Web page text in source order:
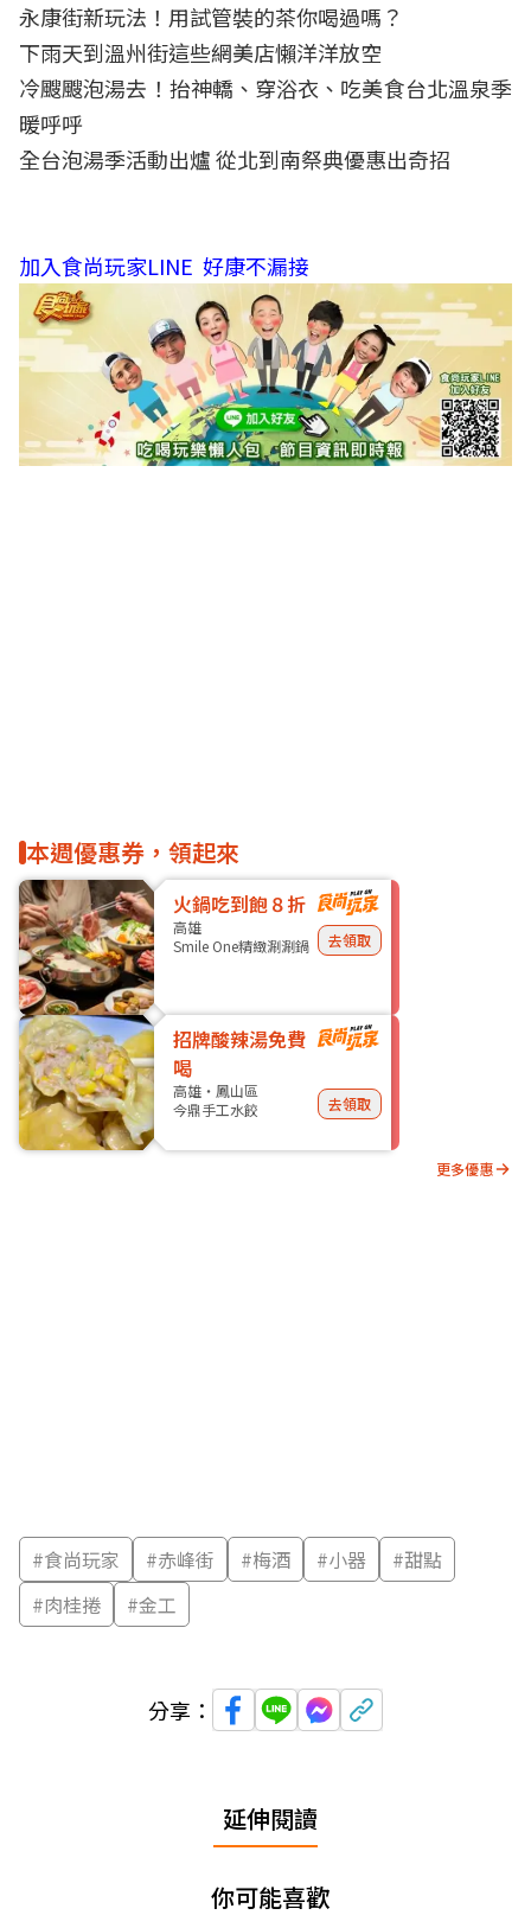
永康街新玩法！用試管裝的茶你喝過嗎？
下雨天到溫州街這些網美店懶洋洋放空
冷颼颼泡湯去！抬神轎、穿浴衣、吃美食台北溫泉季
暖呼呼
全台泡湯季活動出爐 從北到南祭典優惠出奇招
加入食尚玩家LINE 好康不漏接
本週優惠券，領起來
火鍋吃到飽８折
高雄
Smile One精緻涮涮鍋
去領取
招牌酸辣湯免費
喝
高雄・鳳山區
今鼎手工水餃
去領取
更多優惠
#食尚玩家 #赤峰街 #梅酒 #小器 #甜點
#肉桂捲 #金工
分享：
延伸閱讀
你可能喜歡